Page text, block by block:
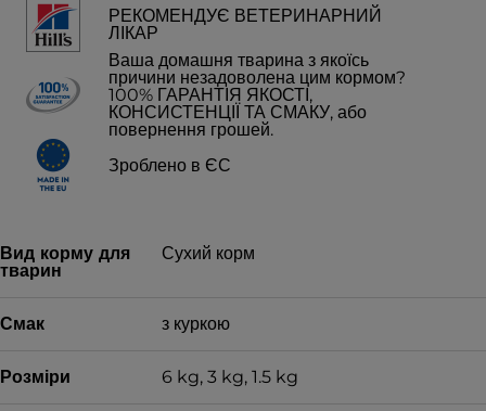
РЕКОМЕНДУЄ ВЕТЕРИНАРНИЙ
ЛІКАР
Ваша домашня тварина з якоїсь
причини незадоволена цим кормом?
100% ГАРАНТІЯ ЯКОСТІ,
КОНСИСТЕНЦІЇ ТА СМАКУ, або
повернення грошей.
Зроблено в ЄС
Вид корму для
тварин
Сухий корм
Смак з куркою
Розміри 6 kg, 3 kg, 1.5 kg